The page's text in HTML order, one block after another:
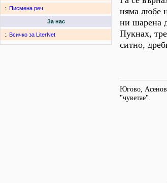
:. Писмена реч
За нас
:. Всичко за LiterNet
няма любе
ни шарена
Пукнах,
ситно,
Югово,
"чуветае".